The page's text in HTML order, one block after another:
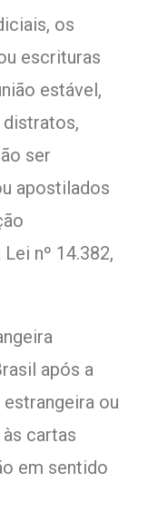
os
escrituras
estável,
ser
apostilados
nº 14.382,
após a
ou
cartas
em sentido